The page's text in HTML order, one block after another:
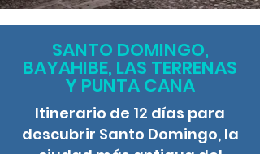
SANTO DOMINGO,
BAYAHIBE, LAS TERRENAS
Y PUNTA CANA
Itinerario de 12 días para
descubrir Santo Domingo, la